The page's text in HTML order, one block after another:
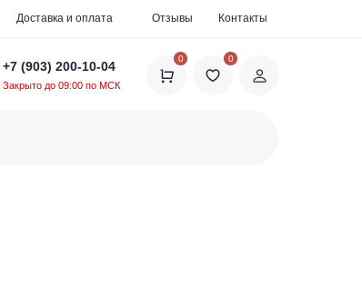
0 0
Контакты
Отзывы
Доставка и оплата
+7 (903) 200-10-04
Закрыто до 09:00 по МСК